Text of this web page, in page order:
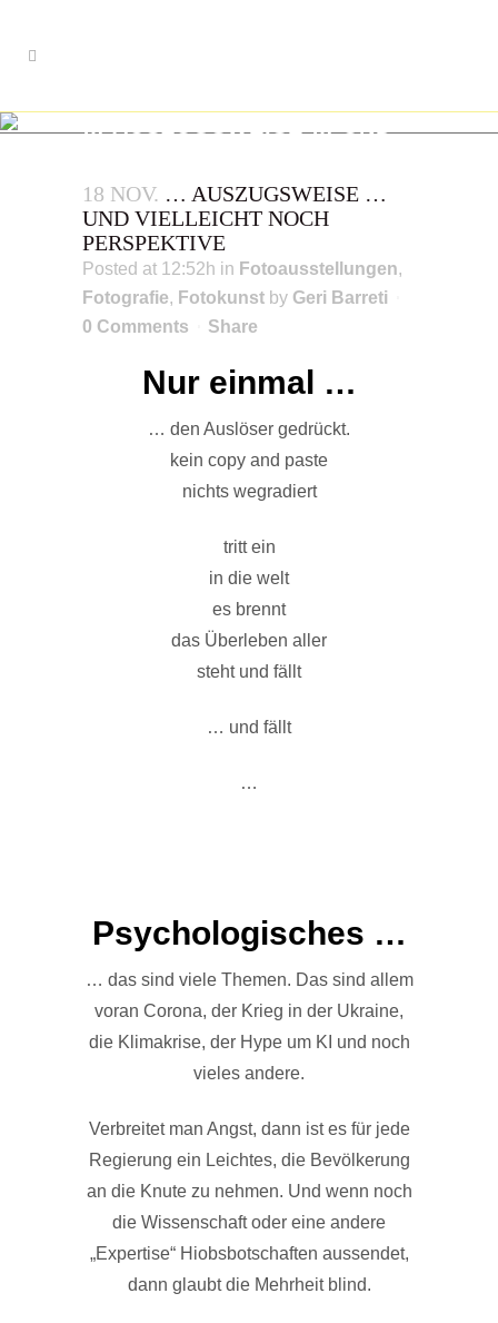
PERSPEKTIVE
fotofilosofie
18 NOV. … AUSZUGSWEISE …
UND VIELLEICHT NOCH
PERSPEKTIVE
Posted at 12:52h in Fotoausstellungen,
Fotografie, Fotokunst by Geri Barreti
0 Comments
Share
Nur einmal …
… den Auslöser gedrückt.
kein copy and paste
nichts wegradiert
tritt ein
in die welt
es brennt
das Überleben aller
steht und fällt
… und fällt
…
Psychologisches …
… das sind viele Themen. Das sind allem
voran Corona, der Krieg in der Ukraine,
die Klimakrise, der Hype um KI und noch
vieles andere.
Verbreitet man Angst, dann ist es für jede
Regierung ein Leichtes, die Bevölkerung
an die Knute zu nehmen. Und wenn noch
die Wissenschaft oder eine andere
„Expertise“ Hiobsbotschaften aussendet,
dann glaubt die Mehrheit blind.